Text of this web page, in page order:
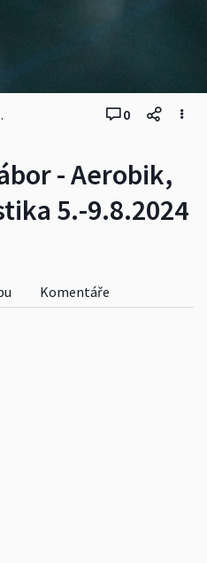
- Aerobik,
5.-9.8.2024
0
Komentáře